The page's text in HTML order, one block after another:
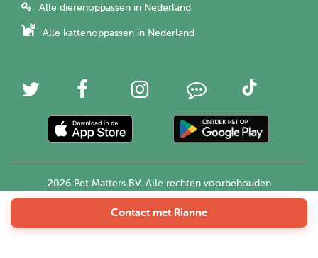
Contact met Rianne
Alle dierenoppassen in Nederland
Alle kattenoppassen in Nederland
2026 Pet Matters BV. Alle rechten voorbehouden